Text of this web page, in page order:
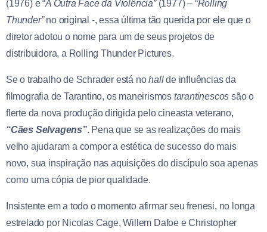
(1976) e “A Outra Face da Violência”(1977) – “Rolling
Thunder”no original -, essa última tão querida por ele que o
diretor adotou o nome para um de seus projetos de
distribuidora, a Rolling Thunder Pictures.
Se o trabalho de Schrader está nohallde influências da
filmografia de Tarantino, os maneirismos tarantinescos são o
flerte da nova produção dirigida pelo cineasta veterano,
“Cães Selvagens”. Pena que se as realizações do mais
velho ajudaram a compor a estética de sucesso do mais
novo, sua inspiração nas aquisições do discípulo soa apenas
como uma cópia de pior qualidade.
Insistente em a todo o momento afirmar seu frenesi, no longa
estrelado por Nicolas Cage, Willem Dafoe e Christopher